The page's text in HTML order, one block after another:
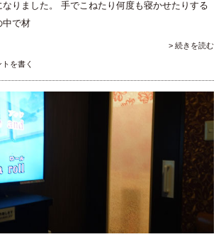
りました。 手でこねたり何度も寝かせたりする
中で材
> 続きを読む
トを書く